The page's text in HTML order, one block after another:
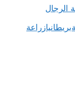
الرجال
بريطانيازراعة